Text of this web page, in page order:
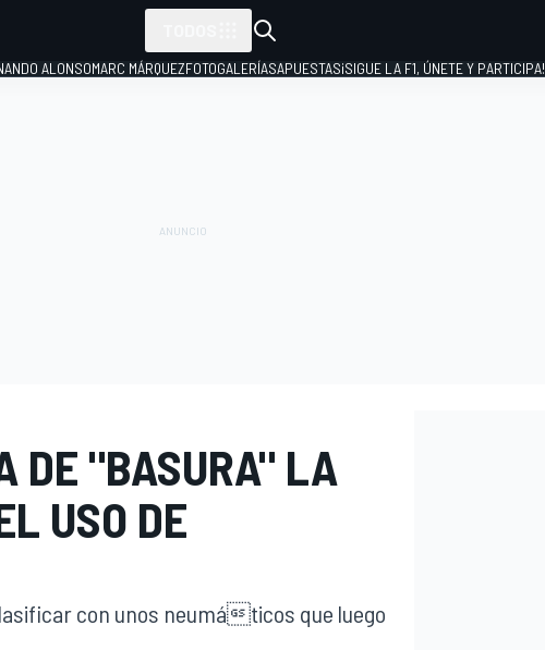
ALONSOMARC MÁRQUEZFOTOGALERÍASAPUESTAS¡SIGUE LA F1, ÚNETE Y PARTICIPA!
DE "BASURA" LA
USO DE
con unos neumáticos que luego